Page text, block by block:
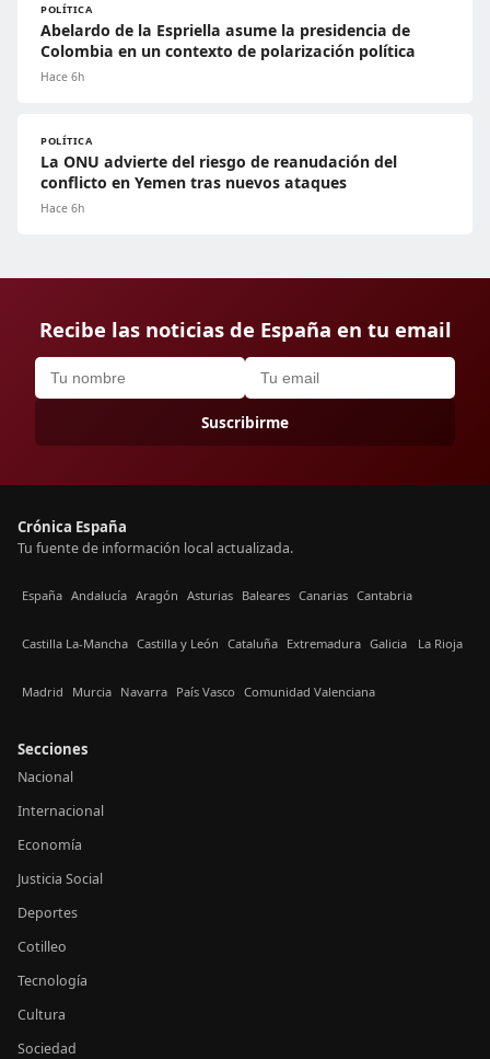
POLÍTICA
Abelardo de la Espriella asume la presidencia de
Colombia en un contexto de polarización política
Hace 6h
POLÍTICA
La ONU advierte del riesgo de reanudación del
conflicto en Yemen tras nuevos ataques
Hace 6h
Recibe las noticias de España en tu email
Suscribirme
Crónica España
Tu fuente de información local actualizada.
España Andalucía Aragón Asturias Baleares Canarias Cantabria
Castilla La-Mancha Castilla y León Cataluña Extremadura Galicia La Rioja
Madrid Murcia Navarra País Vasco Comunidad Valenciana
Secciones
Nacional
Internacional
Economía
Justicia Social
Deportes
Cotilleo
Tecnología
Cultura
Sociedad